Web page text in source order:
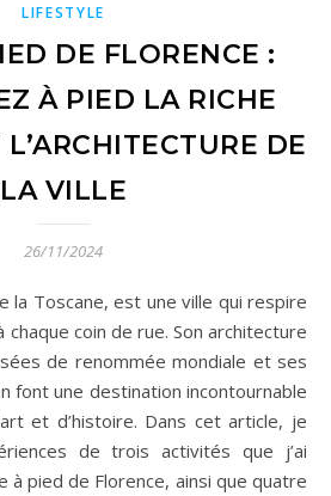
LIFESTYLE
DE FLORENCE :
À PIED LA RICHE
DE
LA VILLE
26/11/2024
chaque coin de rue. Son architecture
de renommée mondiale et ses
font une destination incontournable
et d’histoire. Dans cet article, je
de trois activités que j’ai
à pied de Florence, ainsi que quatre